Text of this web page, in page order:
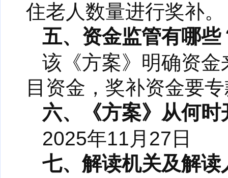
住老人数量进行奖补。
五、资金监管有哪些
该《方案》明确资
目资金，奖补资金要
六、《方案》从何时
2025年11月27日
七、解读机关及解读